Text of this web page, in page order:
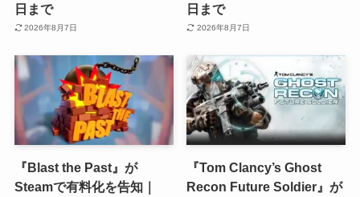
日まで
2026年8月7日
日まで
2026年8月7日
『Blast the Past』が
Steamで有料化を告知｜
『Tom Clancy’s Ghost
Recon Future Soldier』が